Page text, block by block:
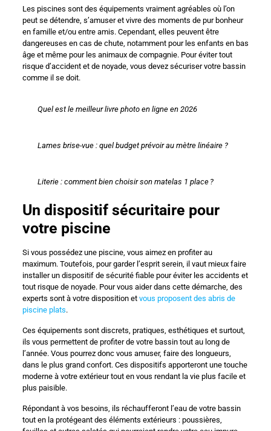
Les piscines sont des équipements vraiment agréables où l’on
peut se détendre, s’amuser et vivre des moments de pur bonheur
en famille et/ou entre amis. Cependant, elles peuvent être
dangereuses en cas de chute, notamment pour les enfants en bas
âge et même pour les animaux de compagnie. Pour éviter tout
risque d’accident et de noyade, vous devez sécuriser votre bassin
comme il se doit.
Quel est le meilleur livre photo en ligne en 2026
Lames brise-vue : quel budget prévoir au mètre linéaire ?
Literie : comment bien choisir son matelas 1 place ?
Un dispositif sécuritaire pour
votre piscine
Si vous possédez une piscine, vous aimez en profiter au
maximum. Toutefois, pour garder l’esprit serein, il vaut mieux faire
installer un dispositif de sécurité fiable pour éviter les accidents et
tout risque de noyade. Pour vous aider dans cette démarche, des
experts sont à votre disposition et vous proposent des abris de
piscine plats.
Ces équipements sont discrets, pratiques, esthétiques et surtout,
ils vous permettent de profiter de votre bassin tout au long de
l’année. Vous pourrez donc vous amuser, faire des longueurs,
dans le plus grand confort. Ces dispositifs apporteront une touche
moderne à votre extérieur tout en vous rendant la vie plus facile et
plus paisible.
Répondant à vos besoins, ils réchaufferont l’eau de votre bassin
tout en la protégeant des éléments extérieurs : poussières,